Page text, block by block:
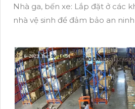
Nhà ga, bến xe: Lắp đặt ở các
nhà vệ sinh để đảm bảo an